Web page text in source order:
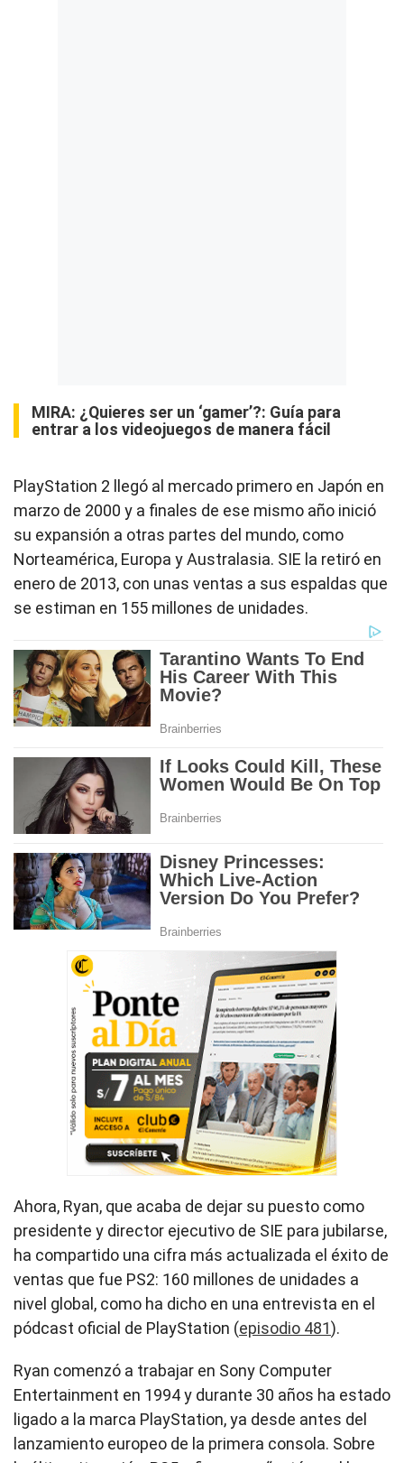
MIRA: ¿Quieres ser un ‘gamer’?: Guía para
entrar a los videojuegos de manera fácil
PlayStation 2 llegó al mercado primero en Japón en
marzo de 2000 y a finales de ese mismo año inició
su expansión a otras partes del mundo, como
Norteamérica, Europa y Australasia. SIE la retiró en
enero de 2013, con unas ventas a sus espaldas que
se estiman en 155 millones de unidades.
Ahora, Ryan, que acaba de dejar su puesto como
presidente y director ejecutivo de SIE para jubilarse,
ha compartido una cifra más actualizada el éxito de
ventas que fue PS2: 160 millones de unidades a
nivel global, como ha dicho en una entrevista en el
pódcast oficial de PlayStation (episodio 481).
Ryan comenzó a trabajar en Sony Computer
Entertainment en 1994 y durante 30 años ha estado
ligado a la marca PlayStation, ya desde antes del
lanzamiento europeo de la primera consola. Sobre